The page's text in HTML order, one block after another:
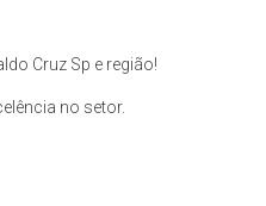
Cruz Sp e região!
no setor.